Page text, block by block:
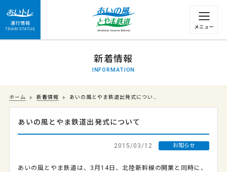
運行情報 列車の遅れ情報等についてはこちら
新着情報
INFORMATION
ホーム 新着情報 あいの風とやま鉄道出発式につい…
あいの風とやま鉄道出発式について
2015/03/12 お知らせ
あいの風とやま鉄道は、3月14日、北陸新幹線の開業と同時に、